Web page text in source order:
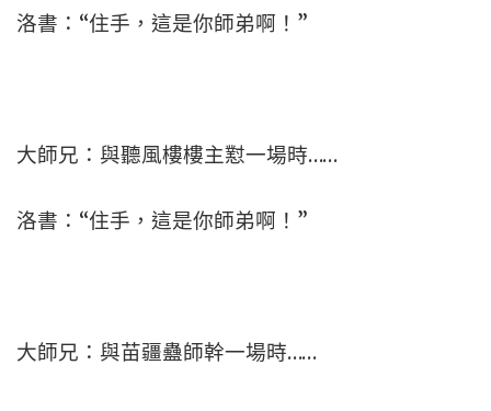
洛書：“住手，這是你師弟啊！”
大師兄：與聽風樓樓主懟一場時……
洛書：“住手，這是你師弟啊！”
大師兄：與苗疆蠱師幹一場時……